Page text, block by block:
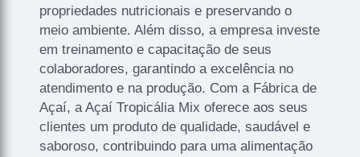
propriedades nutricionais e preservando o
meio ambiente. Além disso, a empresa investe
em treinamento e capacitação de seus
colaboradores, garantindo a excelência no
atendimento e na produção. Com a Fábrica de
Açaí, a Açaí Tropicália Mix oferece aos seus
clientes um produto de qualidade, saudável e
saboroso, contribuindo para uma alimentação